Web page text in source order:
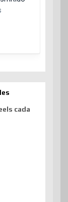
cada